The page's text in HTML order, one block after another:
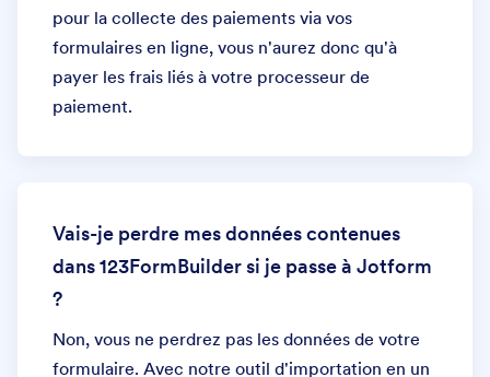
pour la collecte des paiements via vos
formulaires en ligne, vous n'aurez donc qu'à
payer les frais liés à votre processeur de
paiement.
Vais-je perdre mes données contenues
dans 123FormBuilder si je passe à Jotform
?
Non, vous ne perdrez pas les données de votre
formulaire. Avec notre outil d'importation en un